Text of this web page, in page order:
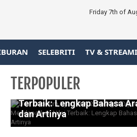
Friday 7th of
SELEBRITI TV &
TERPOPULER
Doa Sebelum Ujian TKA
Dipermudahh dan
Terbaik: Lengkap Bahasa
dan Artinya